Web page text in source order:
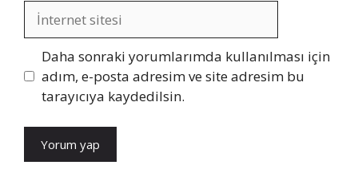
İnternet
sitesi
Daha sonraki yorumlarımda kullanılması için
adım, e-posta adresim ve site adresim bu
tarayıcıya kaydedilsin.